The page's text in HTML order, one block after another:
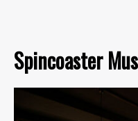
Spincoaster